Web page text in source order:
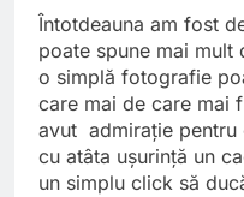
Întotdeauna am fost
poate spune mai mult
o simplă fotografie
care mai de care mai
avut admiraţie pentru
cu atâta uşurinţă un
un simplu click să